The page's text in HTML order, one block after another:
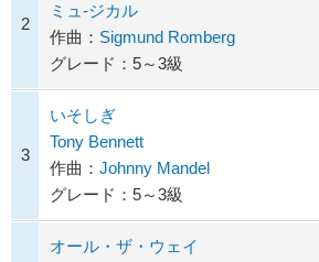
2
ミュ-ジカル
作曲： Sigmund Romberg
グレード：5～3級
3
いそしぎ
Tony Bennett
作曲： Johnny Mandel
グレード：5～3級
オール・ザ・ウェイ